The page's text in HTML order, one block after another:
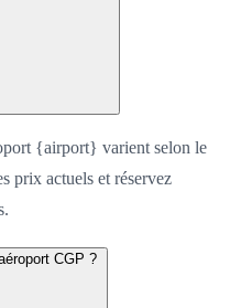
{airport} varient selon le
prix actuels et réservez
CGP ?